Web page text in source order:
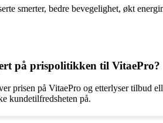
smerter, bedre bevegelighet, økt
på prispolitikken til VitaePro?
prisen på VitaePro og etterlyser tilbud
kundetilfredsheten på.